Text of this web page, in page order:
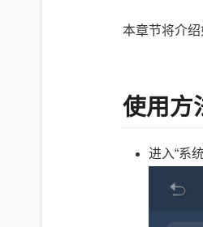
本章节将介
使用方
进入“系